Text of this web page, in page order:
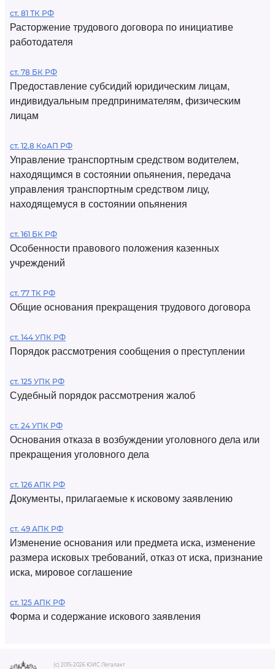
ст. 81 ТК РФ
Расторжение трудового договора по инициативе
работодателя
ст. 78 БК РФ
Предоставление субсидий юридическим лицам,
индивидуальным предпринимателям, физическим
лицам
ст. 12.8 КоАП РФ
Управление транспортным средством водителем,
находящимся в состоянии опьянения, передача
управления транспортным средством лицу,
находящемуся в состоянии опьянения
ст. 161 БК РФ
Особенности правового положения казенных
учреждений
ст. 77 ТК РФ
Общие основания прекращения трудового договора
ст. 144 УПК РФ
Порядок рассмотрения сообщения о преступлении
ст. 125 УПК РФ
Судебный порядок рассмотрения жалоб
ст. 24 УПК РФ
Основания отказа в возбуждении уголовного дела или
прекращения уголовного дела
ст. 126 АПК РФ
Документы, прилагаемые к исковому заявлению
ст. 49 АПК РФ
Изменение основания или предмета иска, изменение
размера исковых требований, отказ от иска, признание
иска, мировое соглашение
ст. 125 АПК РФ
Форма и содержание искового заявления
(c) 2015-2026 ЮИС Легалакт